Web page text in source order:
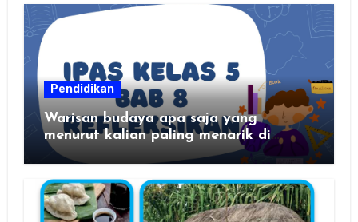
Pendidikan
Warisan budaya apa saja yang
menurut kalian paling menarik di